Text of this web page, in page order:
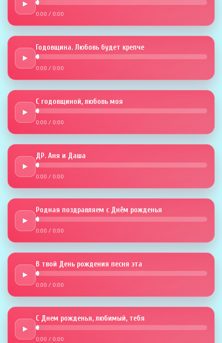
►
0:00 / 0:00
►
Годовщина. Любовь будет крепче
0:00 / 0:00
►
С годовщиной, любовь моя
0:00 / 0:00
►
ДР. Аня и Даша
0:00 / 0:00
►
Родная поздравляем с Днём рожденья
0:00 / 0:00
►
В твой День рождения песня эта
0:00 / 0:00
►
С Днем рожденья, любимый, тебя
0:00 / 0:00